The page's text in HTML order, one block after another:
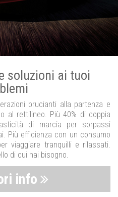
soluzioni ai tuoi
brucianti alla partenza e
al rettilineo. Più 40% di coppia
di marcia per sorpassi
Più efficienza con un consumo
viaggiare tranquilli e rilassati.
di cui hai bisogno.
info